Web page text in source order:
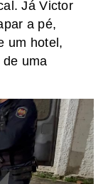
Já Victor
a pé,
um hotel,
uma